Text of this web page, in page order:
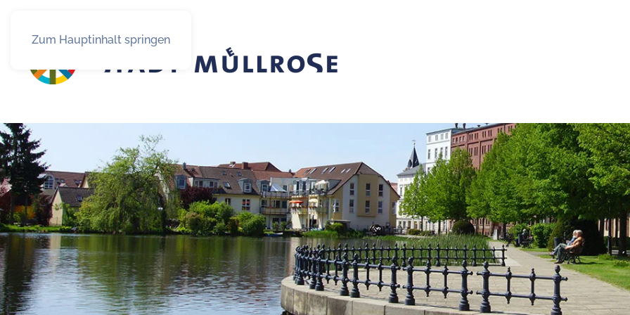
Zum Hauptinhalt springen